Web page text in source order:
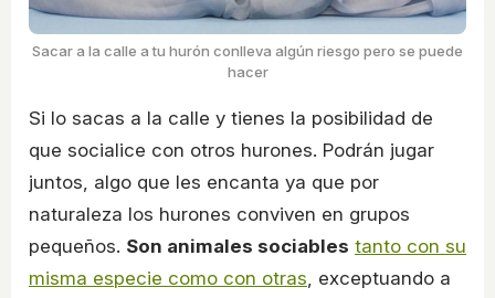
Sacar a la calle a tu hurón conlleva algún riesgo pero se puede
hacer
Si lo sacas a la calle y tienes la posibilidad de
que socialice con otros hurones. Podrán jugar
juntos, algo que les encanta ya que por
naturaleza los hurones conviven en grupos
pequeños. Son animales sociables tanto con su
misma especie como con otras, exceptuando a